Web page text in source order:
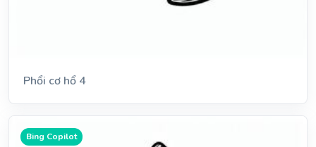
Phổi cơ hổ 4
Bing Copilot